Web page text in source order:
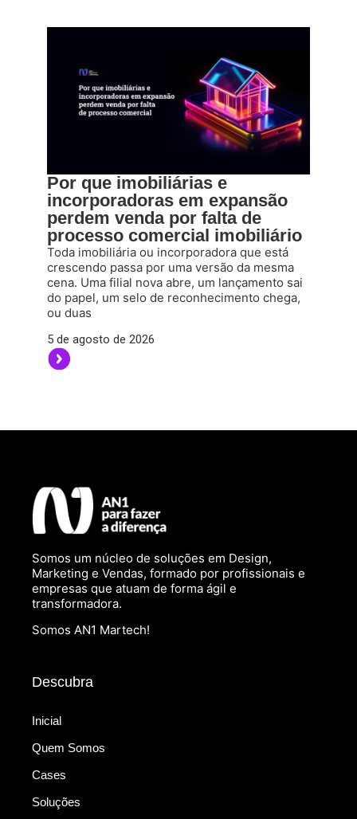
Por que imobiliárias e
incorporadoras em expansão
perdem venda por falta de
processo comercial imobiliário
Toda imobiliária ou incorporadora que está
crescendo passa por uma versão da mesma
cena. Uma filial nova abre, um lançamento sai
do papel, um selo de reconhecimento chega,
ou duas
5 de agosto de 2026
Somos um núcleo de soluções em Design,
Marketing e Vendas, formado por profissionais e
empresas que atuam de forma ágil e
transformadora.
Somos AN1 Martech!
Descubra
Inicial
Quem Somos
Cases
Soluções